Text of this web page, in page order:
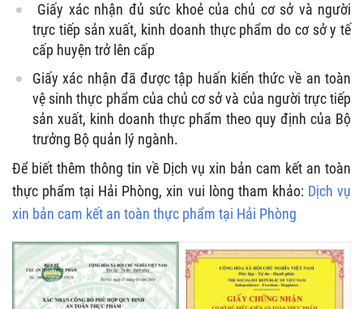
Giấy xác nhận đủ sức khoẻ của chủ cơ sở và người
trực tiếp sản xuất, kinh doanh thực phẩm do cơ sở y tế
cấp huyện trở lên cấp
Giấy xác nhận đã được tập huấn kiến thức về an toàn
vệ sinh thực phẩm của chủ cơ sở và của người trực tiếp
sản xuất, kinh doanh thực phẩm theo quy định của Bộ
trưởng Bộ quản lý ngành.
Để biết thêm thông tin vềDịch vụ xin bản cam kết an toàn
thực phẩm tại Hải Phòng, xin vui lòng tham khảo: Dịch vụ
xin bản cam kết an toàn thực phẩm tại Hải Phòng